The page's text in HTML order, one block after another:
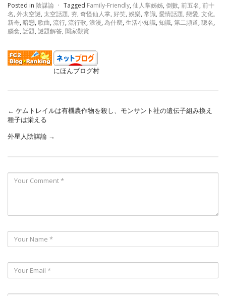
Posted in 陰謀論 · Tagged Family-Friendly, 仙人掌姊姊, 倒數, 前五名, 前十
名, 外太空謎, 太空話題, 夯, 奇怪仙人掌, 好笑, 娛樂, 常識, 愛情話題, 戀愛, 文化,
新奇, 暗戀, 歌曲, 流行, 流行歌, 浪漫, 為什麼, 生活小知識, 知識, 第二頻道, 聰名,
腦食, 話題, 謎題解答, 闔家觀賞
にほんブログ村
← ケムトレイルは有機農作物を殺し、モンサント社の遺伝子組み換え
種子は栄える
外星人陰謀論 →